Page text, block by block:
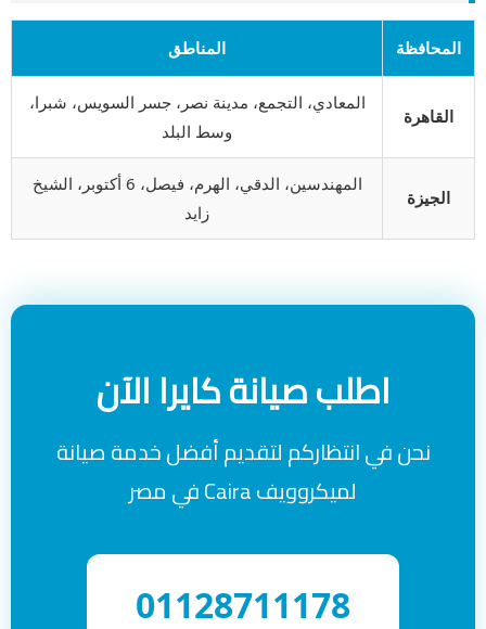
المحافظة المناطق
القاهرة
المعادي، التجمع، مدينة نصر، جسر السويس، شبرا،
وسط البلد
الجيزة
المهندسين، الدقي، الهرم، فيصل، 6 أكتوبر، الشيخ
زايد
اطلب صيانة كايرا الآن
نحن في انتظاركم لتقديم أفضل خدمة صيانة
لميكروويف Caira في مصر
01128711178